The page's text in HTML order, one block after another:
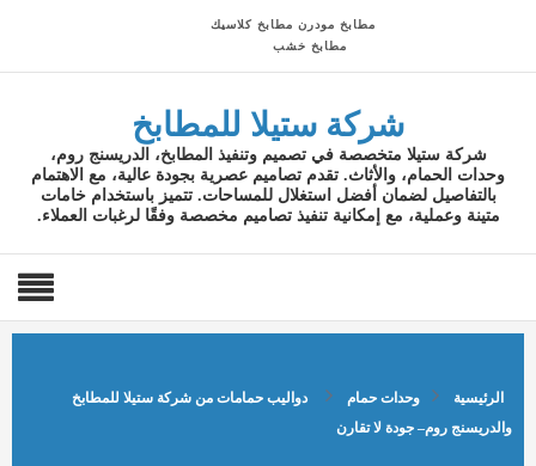
مطابخ مودرن مطابخ كلاسيك
مطابخ خشب
شركة ستيلا للمطابخ
شركة ستيلا متخصصة في تصميم وتنفيذ المطابخ، الدريسنج روم،
وحدات الحمام، والأثاث. تقدم تصاميم عصرية بجودة عالية، مع الاهتمام
بالتفاصيل لضمان أفضل استغلال للمساحات. تتميز باستخدام خامات
متينة وعملية، مع إمكانية تنفيذ تصاميم مخصصة وفقًا لرغبات العملاء.
الرئيسية وحدات حمام
دواليب حمامات من شركة ستيلا للمطابخ
والدريسنج روم– جودة لا تقارن